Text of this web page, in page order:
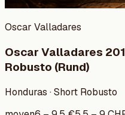
Oscar Valladares
Oscar Valladares
Robusto (Rund)
Honduras · Short Robusto